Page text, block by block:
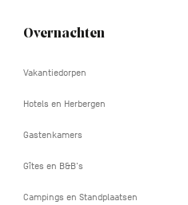
Overnachten
Vakantiedorpen
Hotels en Herbergen
Gastenkamers
Gîtes en B&B's
Campings en Standplaatsen